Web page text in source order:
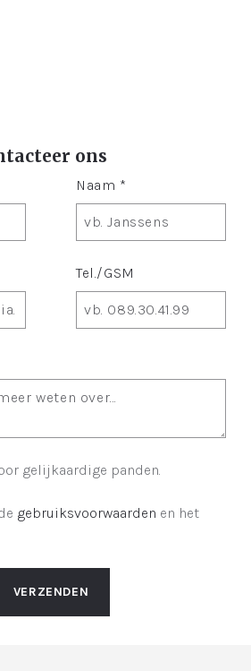
ons
Naam *
Tel./GSM
gelijkaardige panden.
gebruiksvoorwaarden en het
VERZENDEN